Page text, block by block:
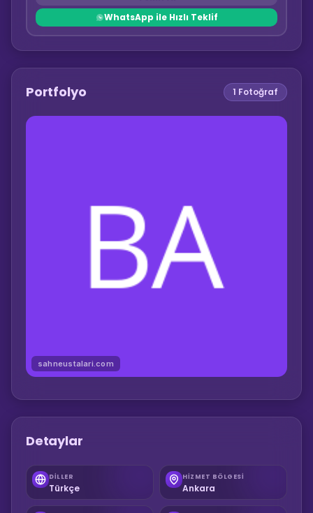
WhatsApp ile Hızlı Teklif
Portfolyo 1 Fotoğraf
sahneustalari.com
Detaylar
DILLER
Türkçe
HIZMET BÖLGESI
Ankara